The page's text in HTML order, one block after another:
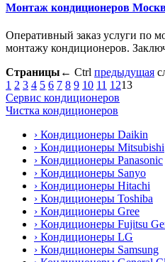
Mонтаж кондиционеров
Оперативный заказ услуги по
монтажу кондиционеров.
Страницы ← Ctrl предыдущая
1 2 3 4 5 6 7 8 9 10 11 1213
Сервис кондиционеров
Чистка кондиционеров
› Кондиционеры Daikin
› Кондиционеры Mitsubishi
› Кондиционеры Panasonic
› Кондиционеры Sanyo
› Кондиционеры Hitachi
› Кондиционеры Toshiba
› Кондиционеры Gree
› Кондиционеры Fujitsu
› Кондиционеры LG
› Кондиционеры Samsung